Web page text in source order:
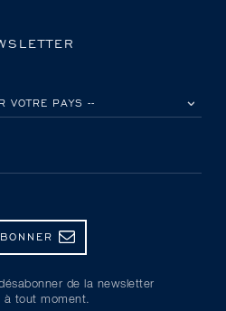
PAYS
de la newsletter
à tout moment.